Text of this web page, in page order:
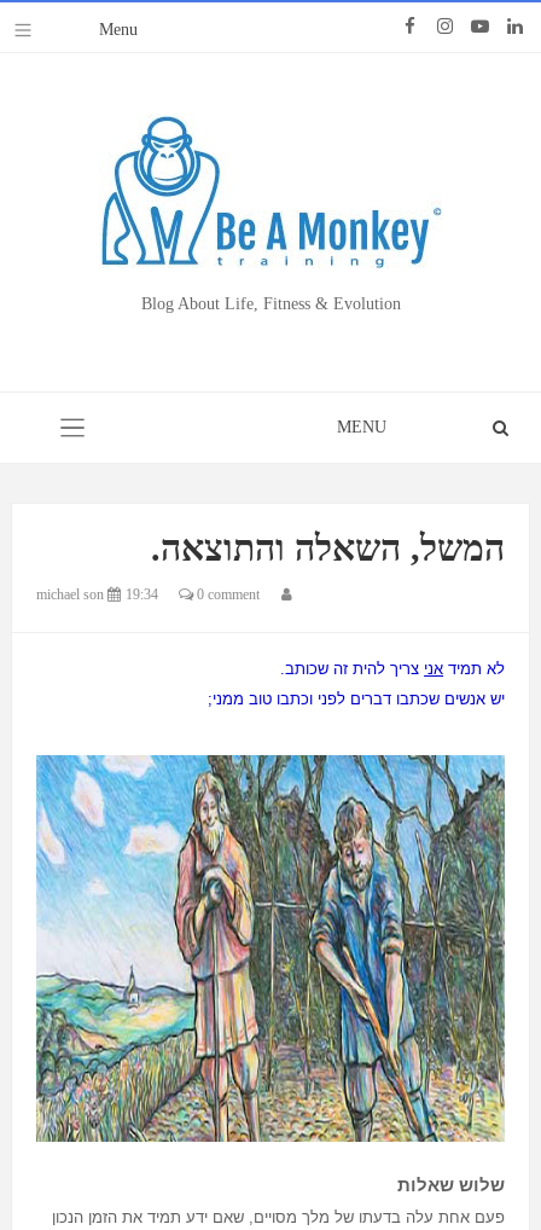
Blog About Life, Fitness & Evolution
המשל, השאלה והתוצאה.
michael son 19:34 0 comment
לא תמיד אני צריך להית זה שכותב.
יש אנשים שכתבו דברים לפני וכתבו טוב ממני;
שלוש שאלות
פעם אחת עלה בדעתו של מלך מסויים, שאם ידע תמיד את הזמן הנכון